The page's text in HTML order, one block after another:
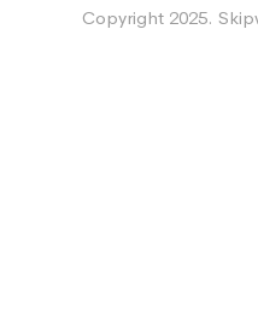
Copyright 2025.